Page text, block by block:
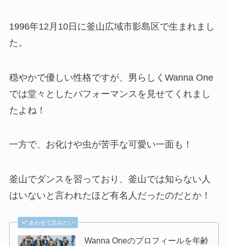
1996年12月10日に釜山広域市影島区で生まれまし
た。
穏やかで優しい性格ですが、男らしくWanna One
では堂々としたパフォーマンスを見せてくれまし
たよね！
一方で、お化けや虫が苦手な可愛い一面も！
釜山でダンスを習っており、釜山では知らない人
はいないと言われたほど有名人だったのだとか！
あわせて読みたい
Wanna Oneのプロフィールを年齢